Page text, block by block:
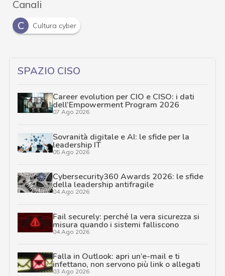
Canali
C
Cultura cyber
SPAZIO CISO
Career evolution per CIO e CISO: i dati
dell’Empowerment Program 2026
07 Ago 2026
Sovranità digitale e AI: le sfide per la
leadership IT
05 Ago 2026
Cybersecurity360 Awards 2026: le sfide
della leadership antifragile
04 Ago 2026
Fail securely: perché la vera sicurezza si
misura quando i sistemi falliscono
04 Ago 2026
Falla in Outlook: apri un’e-mail e ti
infettano, non servono più link o allegati
03 Ago 2026